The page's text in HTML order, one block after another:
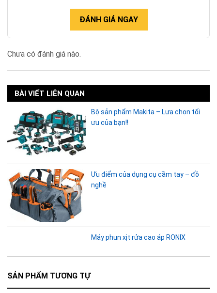
ĐÁNH GIÁ NGAY
Chưa có đánh giá nào.
BÀI VIẾT LIÊN QUAN
Bộ sản phẩm Makita – Lựa chọn tối
ưu của bạn!!
Ưu điểm của dụng cụ cầm tay – đồ
nghề
Máy phun xịt rửa cao áp RONIX
SẢN PHẨM TƯƠNG TỰ